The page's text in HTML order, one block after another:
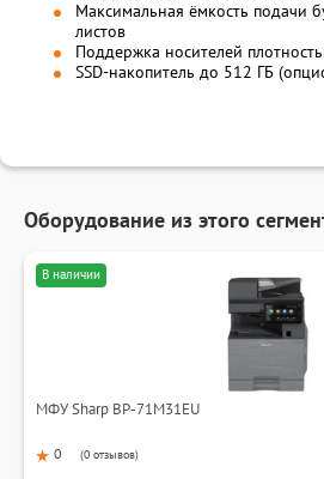
Максимальная ёмкость подачи
листов
Поддержка носителей
SSD-накопитель до 512 ГБ
Оборудование из этого
В наличии
МФУ Sharp BP-71M31EU
0 (0 отзывов)